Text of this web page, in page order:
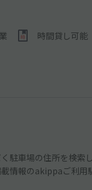
時間貸し可能
駐車場の住所を検索
情報のakippaご利用